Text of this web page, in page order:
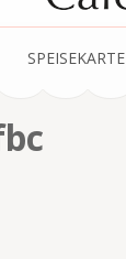
SPEISEKARTE